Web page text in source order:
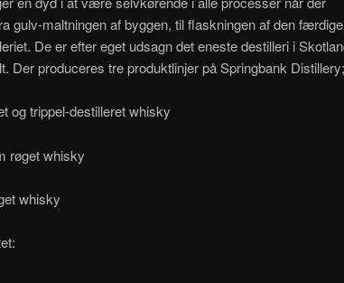
gulv-maltningen af byggen, til flaskningen af den færdige
De er efter eget udsagn det eneste destilleri i
Der produceres tre produktlinjer på Springbank Distillery;
og trippel-destilleret whisky
røget whisky
whisky